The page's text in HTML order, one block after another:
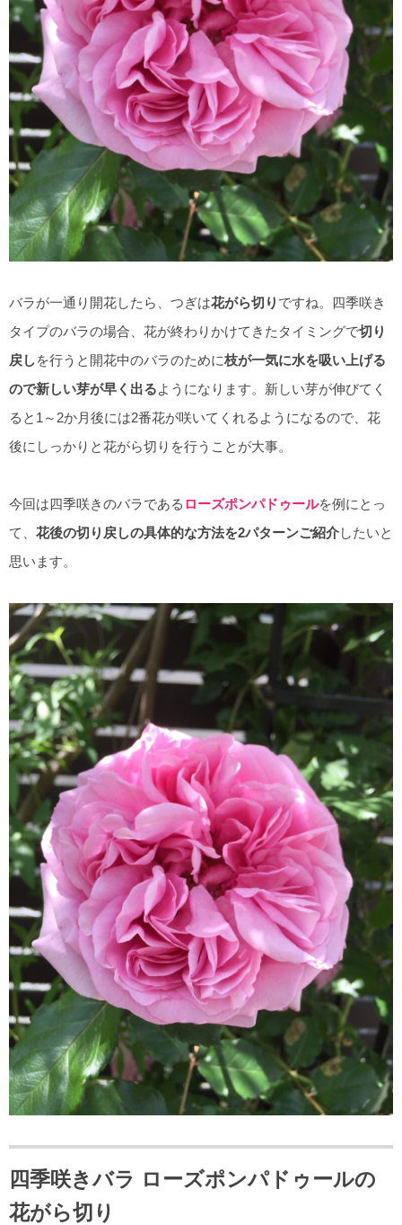
バラが一通り開花したら、つぎは花がら切り ですね。四季咲き
タイプのバラの場合、花が終わりかけてきたタイミングで切り
戻しを行うと開花中のバラのために枝が一気に水を吸い上げる
ので新しい芽が早く出るようになります。新しい芽が伸びてく
ると1～2か月後には2番花が咲いてくれるようになるので、花
後にしっかりと花がら切りを行うことが大事。
今回は四季咲きのバラである ローズポンパドゥールを例にとっ
て、 花後の切り戻しの具体的な方法を2パターンご紹介したいと
思います。
四季咲きバラ ローズポンパドゥールの
花がら切り